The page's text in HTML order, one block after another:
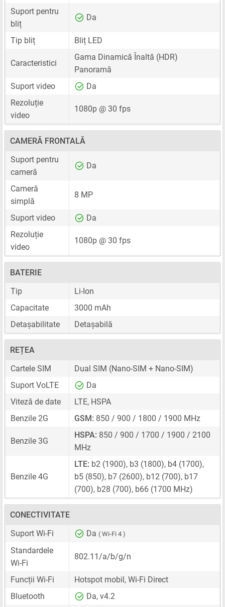
Suport pentru
bliț
Da
Tip bliț Bliț LED
Caracteristici
Gama Dinamică Înaltă (HDR)
Panoramă
Suport video
Da
Rezoluție
video
1080p @ 30 fps
CAMERĂ FRONTALĂ
Suport pentru
cameră
Da
Cameră
simplă
8 MP
Suport video
Da
Rezoluție
video
1080p @ 30 fps
BATERIE
Tip
Li-Ion
Capacitate
3000 mAh
Detașabilitate
Detașabilă
REȚEA
Cartele SIM
Dual SIM (Nano-SIM + Nano-SIM)
Suport VoLTE
Da
Viteză de date
LTE, HSPA
Benzile 2G
GSM: 850 / 900 / 1800 / 1900 MHz
Benzile 3G
HSPA: 850 / 900 / 1700 / 1900 / 2100
MHz
Benzile 4G
LTE: b2 (1900), b3 (1800), b4 (1700),
b5 (850), b7 (2600), b12 (700), b17
(700), b28 (700), b66 (1700 MHz)
CONECTIVITATE
Suport Wi-Fi
Da ( Wi-Fi 4 )
Standardele
Wi-Fi
802.11/a/b/g/n
Funcții Wi-Fi
Hotspot mobil, Wi-Fi Direct
Bluetooth
Da, v4.2